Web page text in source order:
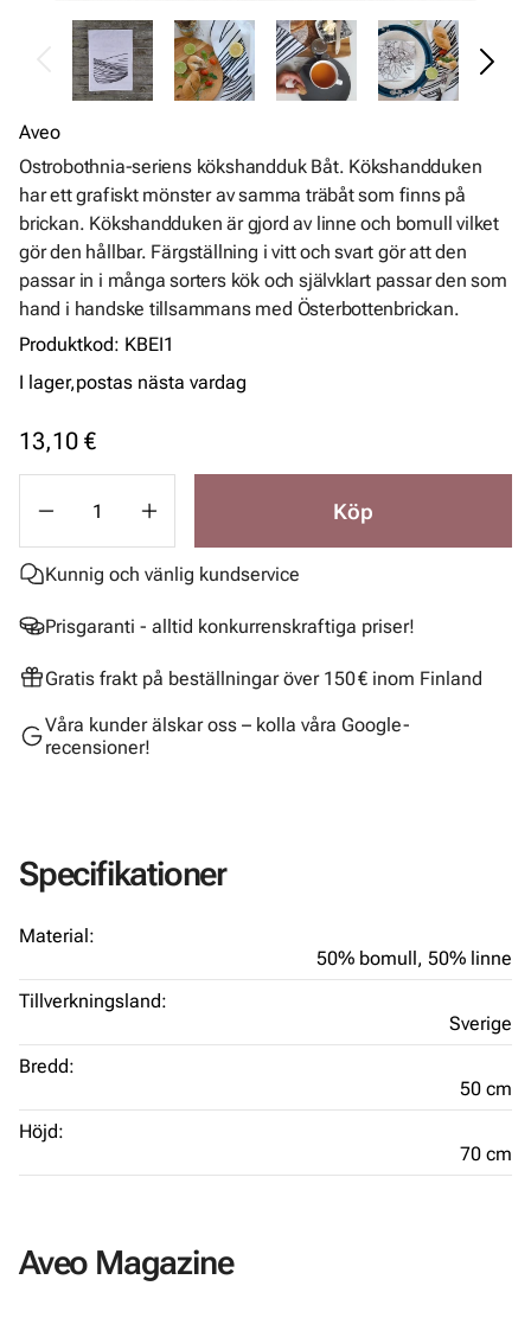
Aveo
Ostrobothnia-seriens kökshandduk Båt. Kökshandduken
har ett grafiskt mönster av samma träbåt som finns på
brickan. Kökshandduken är gjord av linne och bomull vilket
gör den hållbar. Färgställning i vitt och svart gör att den
passar in i många sorters kök och självklart passar den som
hand i handske tillsammans med Österbottenbrickan.
Produktkod: KBEI1
I lager,postas nästa vardag
13,10 €
Köp
Kunnig och vänlig kundservice
Prisgaranti - alltid konkurrenskraftiga priser!
Gratis frakt på beställningar över 150 € inom Finland
Våra kunder älskar oss – kolla våra Google-
recensioner!
Specifikationer
Material:
50% bomull, 50% linne
Tillverkningsland:
Sverige
Bredd:
50 cm
Höjd:
70 cm
Aveo Magazine